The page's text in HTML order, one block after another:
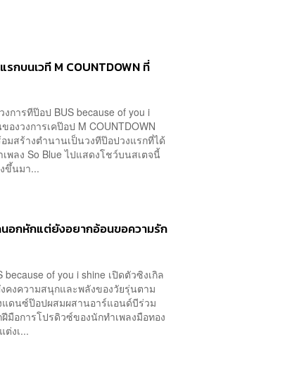
กบนเวที M COUNTDOWN ที่
ารทีป๊อป BUS because of you i
งวงการเคป๊อป M COUNTDOWN
มสร้างตำนานเป็นวงทีป๊อปวงแรกที่ได้
ลง So Blue ไปแสดงโชว์บนสเตจนี้
ขึ้นมา...
นอกหักแต่ยังอยากอ้อนขอความรัก
of you i shine เปิดตัวซิงเกิล
คงความสนุกและพลังของวัยรุ่นตาม
ดนซ์ป๊อปผสมผสานอาร์แอนด์บีร่วม
อการโปรดิวซ์ของนักทำเพลงมือทอง
งเ...